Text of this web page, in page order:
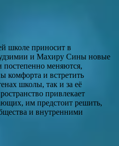
школе приносит в
и Махиру Сины новые
меняются,
комфорта и встретить
школы, так и за её
привлекает
им предстоит решить,
и внутренними